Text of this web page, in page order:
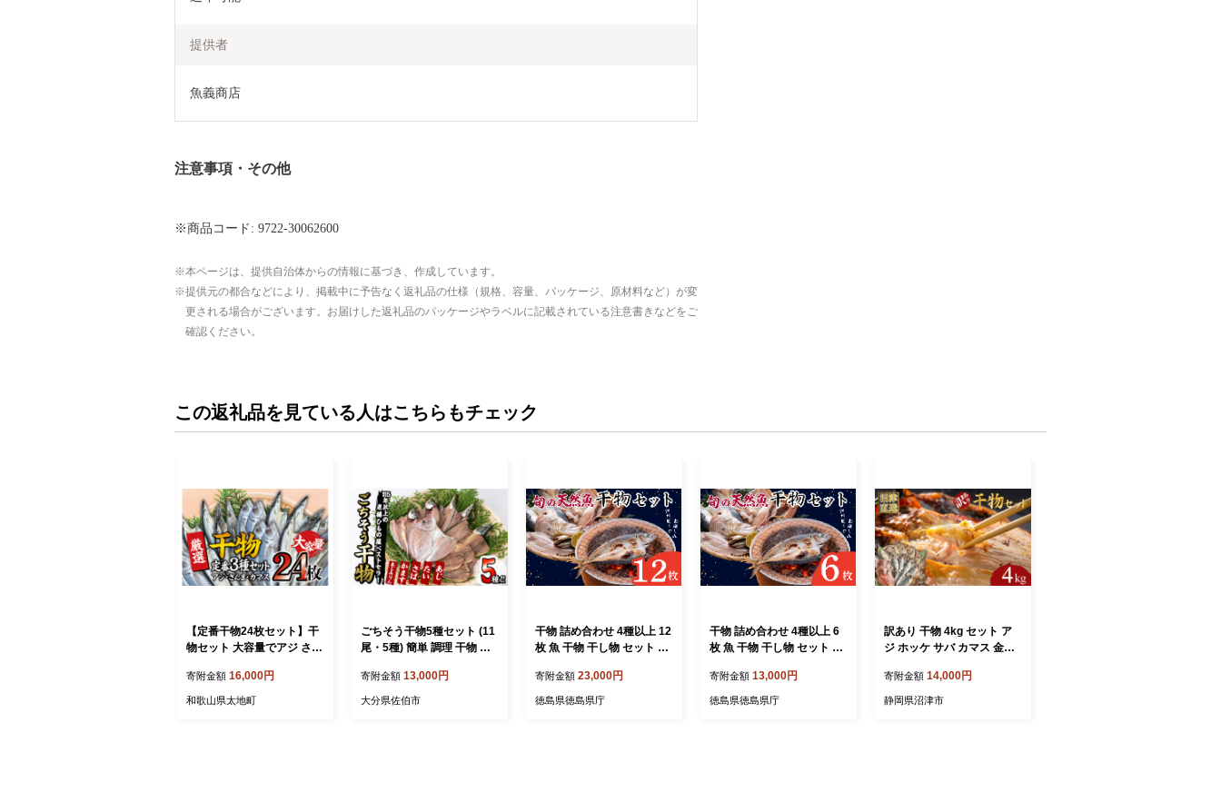
提供者
魚義商店
注意事項・その他
※商品コード: 9722-30062600
本ページは、提供自治体からの情報に基づき、作成しています。
提供元の都合などにより、掲載中に予告なく返礼品の仕様（規格、容量、パッケージ、原材料など）が変
更される場合がございます。お届けした返礼品のパッケージやラベルに記載されている注意書きなどをご
確認ください。
この返礼品を見ている人はこちらもチェック
【定番干物24枚セット】干
物セット 大容量でアジ さん
め合わせ 干物 さんま サン
マ アジ あじ カマス かます
寄附金額 16,000円
和歌山県太地町
ごちそう干物5種セット (11
尾・5種) 簡単 調理 干物 た
カマス さば サバ 丸干し 開
き みりん干し 魚 海鮮 冷凍
寄附金額 13,000円
大分県佐伯市
干物 詰め合わせ 4種以上 12
枚 魚 干物 干し物 セット 干
然鯛 アジ 鯵 サバ 鯖 カマス
一夜干し 冷凍 海鮮 おつま
寄附金額 23,000円
徳島県徳島県庁
干物 詰め合わせ 4種以上 6
枚 魚 干物 干し物 セット 干
然鯛 アジ 鯵 サバ 鯖 カマス
一夜干し 冷凍 海鮮 おつま
寄附金額 13,000円
徳島県徳島県庁
訳あり 干物 4kg セット ア
ジ ホッケ サバ カマス 金目
おまかせ セット 訳あり干物
鯖 干物セット ひもの 美味
寄附金額 14,000円
静岡県沼津市